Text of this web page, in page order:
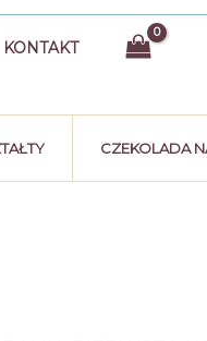
KONTAKT
CZEKOLADA